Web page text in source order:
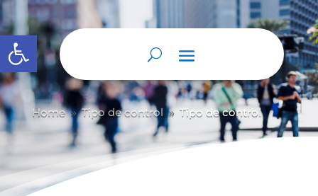
Abrir barra de herramientas
Home 9 Tipo de control 9 Tipo de control